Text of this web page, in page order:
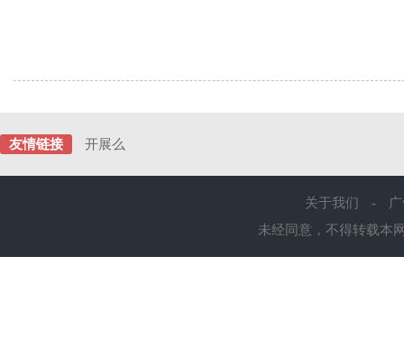
友情链接 开展么
关于我们 -
未经同意，不得转载本